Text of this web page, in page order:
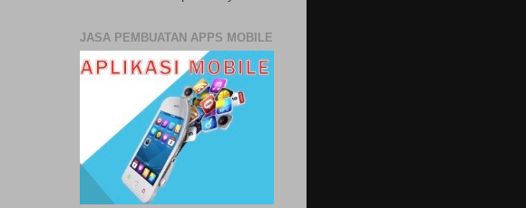
JASA PEMBUATAN APPS MOBILE